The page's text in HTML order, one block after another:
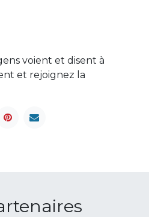
voient et disent à
et rejoignez la